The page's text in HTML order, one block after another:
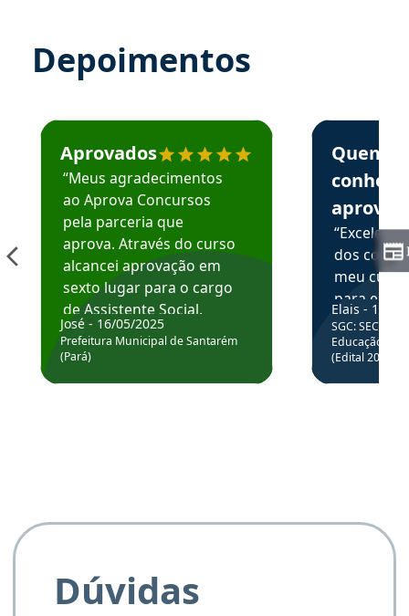
Depoimentos
Estudante José recomenda o Aprova Concursos em
Aprovados
“Meus agradecimentos
ao Aprova Concursos
pela parceria que
aprova. Através do curso
alcancei aprovação em
sexto lugar para o cargo
de Assistente Social.
Hoje estou atuando na
Prefeitura de Santarém.
José - 16/05/2025
Prefeitura Municipal de Santarém
(Pará)
Estudante
Quem
aprova
dos
meu
para
colocar
através
de
Elais - 15/
SGC: SEC BA
Educação
(Edital
Dúvidas